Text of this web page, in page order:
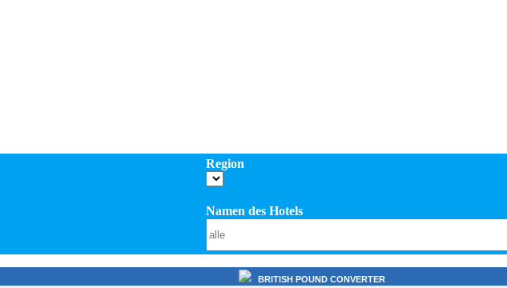
Region
Namen des Hotels
BRITISH POUND CONVERTER